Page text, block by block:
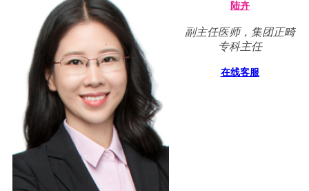
陆卉
副主任医师，集团正畸
专科主任
在线客服